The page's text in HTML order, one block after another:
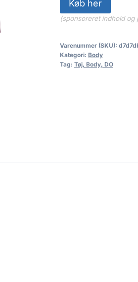
Køb her
(sponsoreret indhold
Varenummer (SKU):
Kategori: Body
Tag: Tøj, Body, DO